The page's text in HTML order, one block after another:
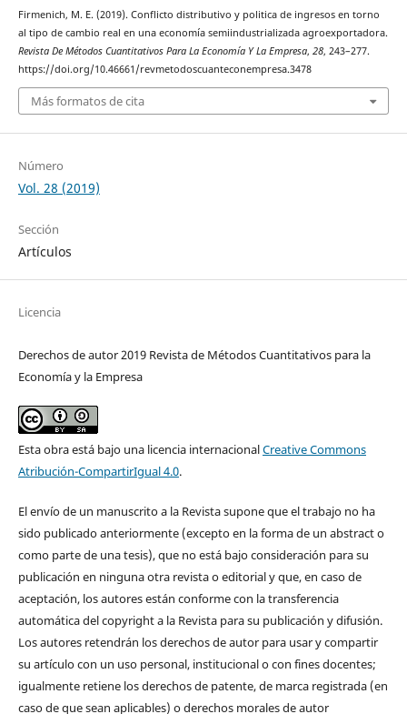
Firmenich, M. E. (2019). Conflicto distributivo y politica de ingresos en torno
al tipo de cambio real en una economía semiindustrializada agroexportadora.
Revista De Métodos Cuantitativos Para La Economía Y La Empresa, 28, 243–277.
https://doi.org/10.46661/revmetodoscuanteconempresa.3478
Más formatos de cita
Número
Vol. 28 (2019)
Sección
Artículos
Licencia
Derechos de autor 2019 Revista de Métodos Cuantitativos para la
Economía y la Empresa
Esta obra está bajo una licencia internacionalCreative Commons
Atribución-CompartirIgual 4.0.
El envío de un manuscrito a la Revista supone que el trabajo no ha
sido publicado anteriormente (excepto en la forma de un abstract o
como parte de una tesis), que no está bajo consideración para su
publicación en ninguna otra revista o editorial y que, en caso de
aceptación, los autores están conforme con la transferencia
automática del copyright a la Revista para su publicación y difusión.
Los autores retendrán los derechos de autor para usar y compartir
su artículo con un uso personal, institucional o con fines docentes;
igualmente retiene los derechos de patente, de marca registrada (en
caso de que sean aplicables) o derechos morales de autor